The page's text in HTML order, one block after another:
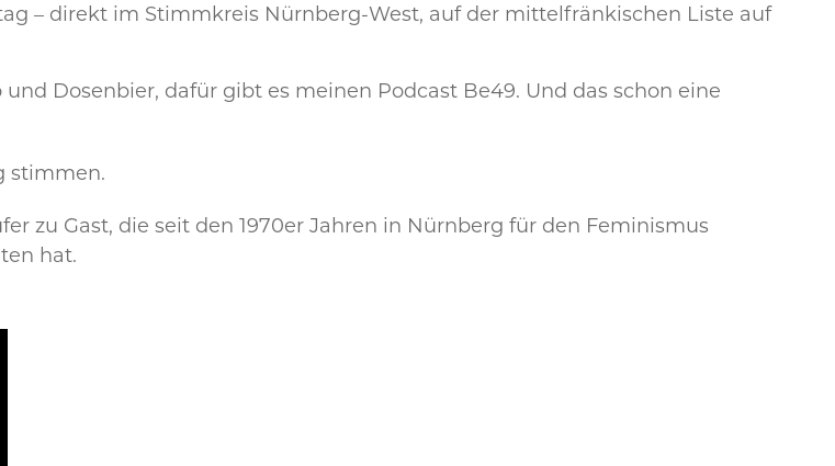
– direkt im Stimmkreis Nürnberg-West, auf der mittelfränkischen Liste auf
Dosenbier, dafür gibt es meinen Podcast Be49. Und das schon eine
stimmen.
zu Gast, die seit den 1970er Jahren in Nürnberg für den Feminismus
hat.